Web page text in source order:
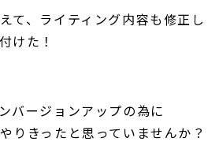
て、ライティング内容も修正し
けた！
バージョンアップの為に
りきったと思っていませんか？